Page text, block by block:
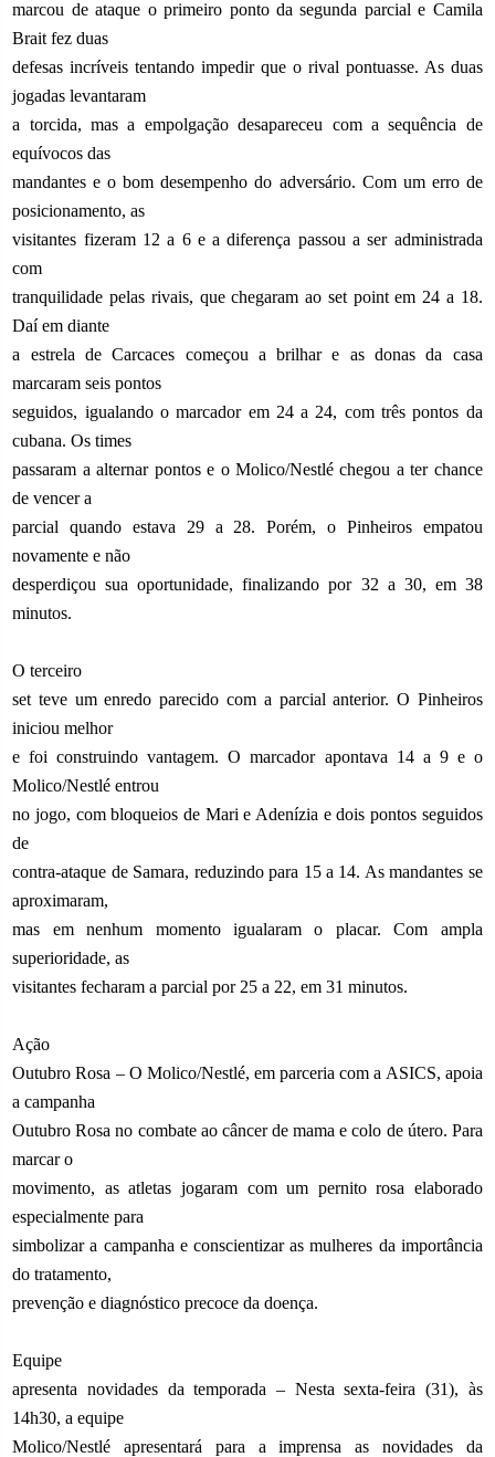
marcou de ataque o primeiro ponto da segunda parcial e Camila
Brait fez duas
defesas incríveis tentando impedir que o rival pontuasse. As duas
jogadas levantaram
a torcida, mas a empolgação desapareceu com a sequência de
equívocos das
mandantes e o bom desempenho do adversário. Com um erro de
posicionamento, as
visitantes fizeram 12 a 6 e a diferença passou a ser administrada
com
tranquilidade pelas rivais, que chegaram ao set point em 24 a 18.
Daí em diante
a estrela de Carcaces começou a brilhar e as donas da casa
marcaram seis pontos
seguidos, igualando o marcador em 24 a 24, com três pontos da
cubana. Os times
passaram a alternar pontos e o Molico/Nestlé chegou a ter chance
de vencer a
parcial quando estava 29 a 28. Porém, o Pinheiros empatou
novamente e não
desperdiçou sua oportunidade, finalizando por 32 a 30, em 38
minutos.
O terceiro
set teve um enredo parecido com a parcial anterior. O Pinheiros
iniciou melhor
e foi construindo vantagem. O marcador apontava 14 a 9 e o
Molico/Nestlé entrou
no jogo, com bloqueios de Mari e Adenízia e dois pontos seguidos
de
contra-ataque de Samara, reduzindo para 15 a 14. As mandantes se
aproximaram,
mas em nenhum momento igualaram o placar. Com ampla
superioridade, as
visitantes fecharam a parcial por 25 a 22, em 31 minutos.
Ação
Outubro Rosa – O Molico/Nestlé, em parceria com a ASICS, apoia
a campanha
Outubro Rosa no combate ao câncer de mama e colo de útero. Para
marcar o
movimento, as atletas jogaram com um pernito rosa elaborado
especialmente para
simbolizar a campanha e conscientizar as mulheres da importância
do tratamento,
prevenção e diagnóstico precoce da doença.
Equipe
apresenta novidades da temporada – Nesta sexta-feira (31), às
14h30, a equipe
Molico/Nestlé apresentará para a imprensa as novidades da